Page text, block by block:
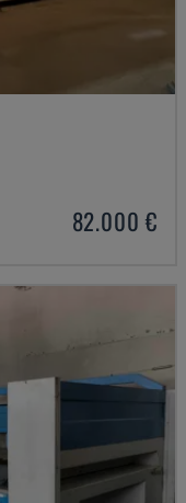
82.000 €